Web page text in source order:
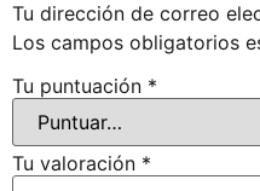
Tu dirección de correo
Los campos obligatorios
Tu puntuación *
Tu valoración *